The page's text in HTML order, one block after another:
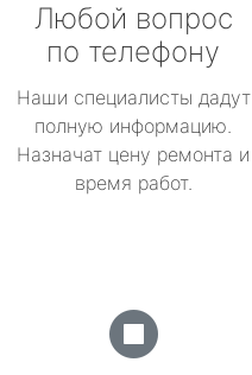
Любой вопрос
по телефону
Наши специалисты дадут
полную информацию.
Назначат цену ремонта и
время работ.